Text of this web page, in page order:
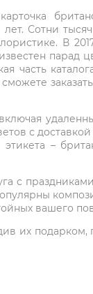
Сотни
В
парад
часть
с
–
с
вашего
их подарком,